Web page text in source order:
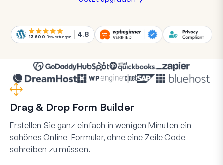
13.500 Bewertungen 4.8
Drag & Drop Form Builder
Erstellen Sie ganz einfach in wenigen Minuten ein
schönes Online-Formular, ohne eine Zeile Code
schreiben zu müssen.